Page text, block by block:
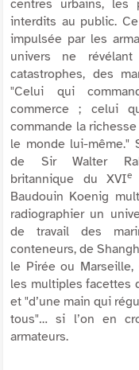
centres urbains,
interdits au public.
impulsée par les
univers ne
catastrophes, des
"Celui qui
commerce ; celui
commande la
le monde lui-même."
de Sir Walter
britannique du XVIe
Baudouin Koenig
radiographier un
de travail des
conteneurs, de
le Pirée ou Marseille,
les multiples facettes
et "d’une main qui
tous"… si l’on en
armateurs.